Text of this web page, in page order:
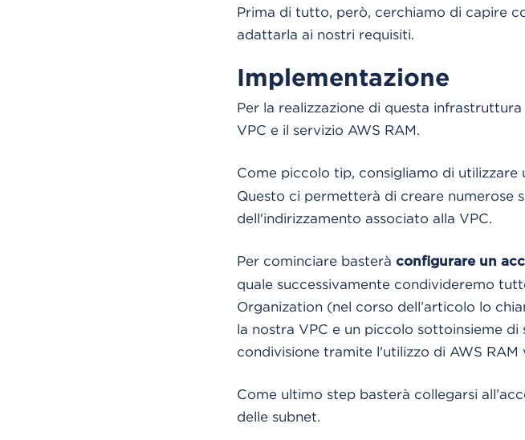
Prima di tutto, però, cerchiamo di capire
adattarla ai nostri requisiti.
Implementazione
Per la realizzazione di questa
VPC e il servizio AWS RAM.
Come piccolo tip, consigliamo di utilizzare
Questo ci permetterà di creare numerose
dell'indirizzamento associato alla VPC.
Per cominciare basterà configurare un
quale successivamente condivideremo
Organization (nel corso dell’articolo lo
la nostra VPC e un piccolo sottoinsieme
condivisione tramite l'utilizzo di AWS RAM
Come ultimo step basterà collegarsi
delle subnet.